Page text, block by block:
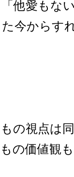
他愛もな
今からす
の視点は
の価値観